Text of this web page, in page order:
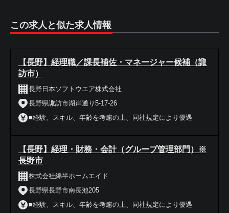
この求人と似た求人情報
【長野】経理職／課長補佐・マネージャー候補（諏
訪市）
長野日本ソフトウエア株式会社
長野県諏訪市湖岸通り5-17-26
■経験、スキル、年齢を考慮の上、同社規定により優遇
【長野】経理・財務・会計（グループ管理部門）※
長野市
株式会社綿半ホームエイド
長野県長野市南長池205
■経験、スキル、年齢を考慮の上、同社規定により優遇